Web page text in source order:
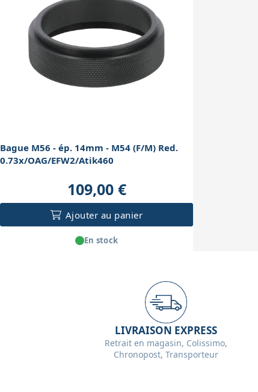
Bague M56 - ép. 14mm - M54 (F/M) Red.
0.73x/OAG/EFW2/Atik460
109,00 €
Ajouter au panier
En stock
LIVRAISON EXPRESS
Retrait en magasin, Colissimo,
Chronopost, Transporteur